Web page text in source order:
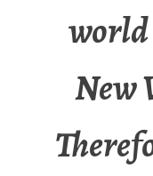
New